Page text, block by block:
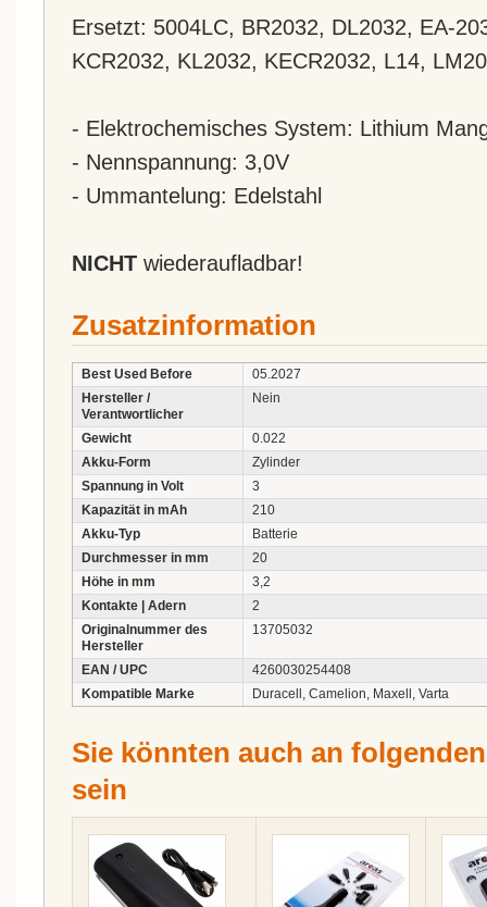
Ersetzt: 5004LC, BR2032, DL2032, EA-
KCR2032, KL2032, KECR2032, L14,
- Elektrochemisches System: Lithium
- Nennspannung: 3,0V
- Ummantelung: Edelstahl
NICHT wiederaufladbar!
Zusatzinformation
Best Used Before
05.2027
Hersteller /
Verantwortlicher
Nein
Gewicht
0.022
Akku-Form
Zylinder
Spannung in Volt
3
Kapazität in mAh
210
Akku-Typ
Batterie
Durchmesser in mm
20
Höhe in mm
3,2
Kontakte | Adern
2
Originalnummer des
Hersteller
13705032
EAN / UPC
4260030254408
Kompatible Marke
Duracell, Camelion, Maxell, Varta
Sie könnten auch an
sein